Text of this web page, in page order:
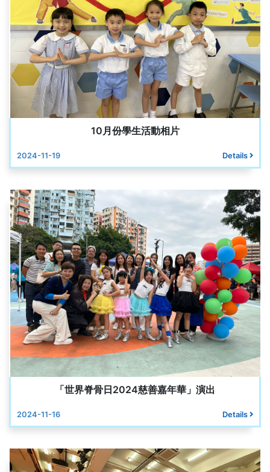
10月份學生活動相片
2024-11-19 Details
「世界脊骨日2024慈善嘉年華」演出
2024-11-16 Details